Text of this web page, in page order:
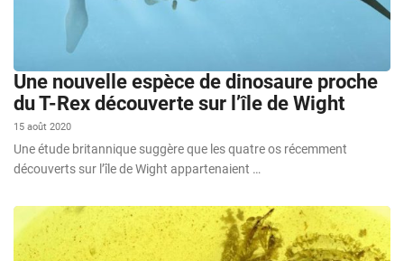
Une nouvelle espèce de dinosaure proche
du T-Rex découverte sur l’île de Wight
15 août 2020
Une étude britannique suggère que les quatre os récemment
découverts sur l’île de Wight appartenaient …